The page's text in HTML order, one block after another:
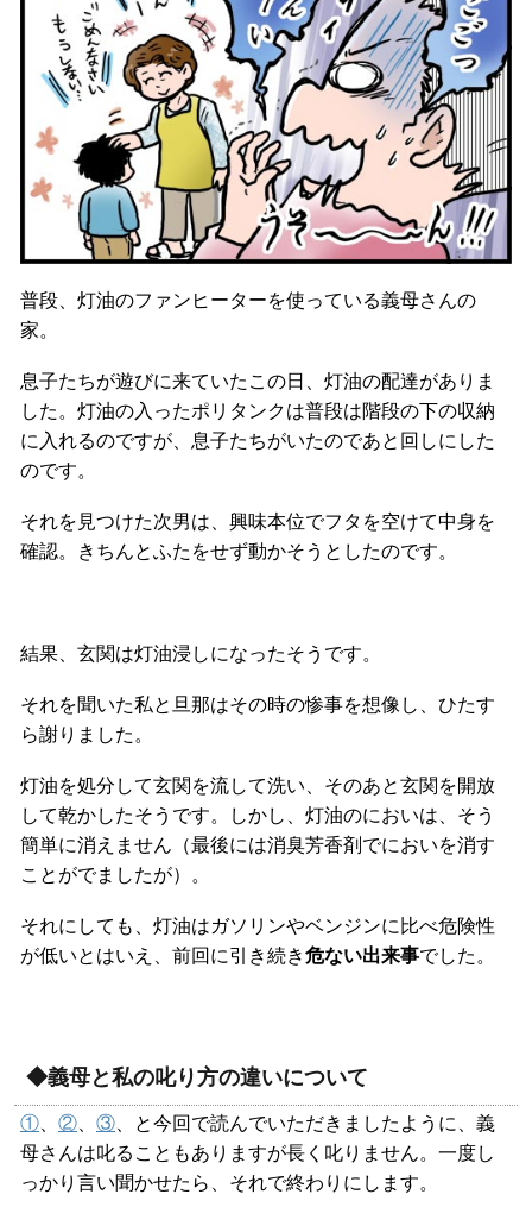
普段、灯油のファンヒーターを使っている義母さんの
家。
息子たちが遊びに来ていたこの日、灯油の配達がありま
した。灯油の入ったポリタンクは普段は階段の下の収納
に入れるのですが、息子たちがいたのであと回しにした
のです。
それを見つけた次男は、興味本位でフタを空けて中身を
確認。きちんとふたをせず動かそうとしたのです。
結果、玄関は灯油浸しになったそうです。
それを聞いた私と旦那はその時の惨事を想像し、ひたす
ら謝りました。
灯油を処分して玄関を流して洗い、そのあと玄関を開放
して乾かしたそうです。しかし、灯油のにおいは、そう
簡単に消えません（最後には消臭芳香剤でにおいを消す
ことがでましたが）。
それにしても、灯油はガソリンやベンジンに比べ危険性
が低いとはいえ、前回に引き続き危ない出来事でした。
◆義母と私の叱り方の違いについて
① ② ③ 、と今回で読んでいただきましたように、義
母さんは叱ることもありますが長く叱りません。一度し
っかり言い聞かせたら、それで終わりにします。